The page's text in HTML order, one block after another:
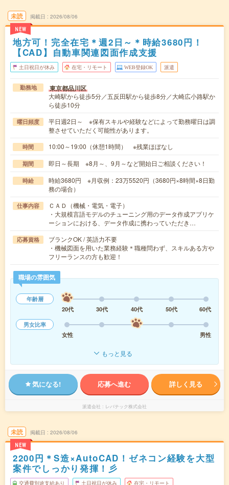
未読
NEW
掲載日 2026/08/06
地方可！完全在宅＊週2日～＊時給3680円！
【CAD】自動車関連図面作成支援
土日祝日が休み 在宅・リモート WEB登録OK 派遣
勤務地 東京都品川区
大崎駅から徒歩5分／五反田駅から徒歩8分／大崎広小路駅か
ら徒歩10分
曜日頻度
平日週2日～ ※保有スキルや経験などによって勤務曜日は調
整させていただく可能性があります。
時間 10:00～19:00（休憩1時間） ※残業ほぼなし
期間 即日～長期 ※8月～、9月～など開始日ご相談ください！
時給
時給3680円 ※月収例：23万5520円（3680円×8時間×8日勤
務の場合）
仕事内容
ＣＡＤ（機械・電気・電子）
・大規模言語モデルのチューニング用のデータ作成アプリケ
ーションにおける、データ作成に携わっていただき…
応募資格
ブランクOK / 英語力不要
・機械図面を用いた業務経験＊職種問わず、スキルある方や
フリーランスの方も歓迎！
職場の雰囲気
年齢層
20代
30代 40代 50代
60代
男女比率
女性
男性
もっと見る
気になる! 応募へ進む 詳しく見る
派遣会社 レバテック株式会社
未読
NEW
掲載日 2026/08/06
2200円＊S造×AutoCAD！ゼネコン経験を大型
案件でしっかり発揮！彡
交通費別途支給あり 土日祝日が休み 在宅・リモート